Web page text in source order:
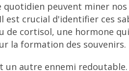
peuvent miner
est crucial d'identifier ces
de cortisol, une hormone
la formation des souvenirs.
un autre ennemi